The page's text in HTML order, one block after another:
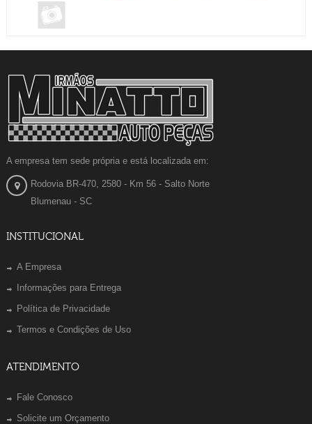
A empresa tem sede própria e está localizada em:
Rodovia BR-470, 2580 - Km 56 - Salto Norte
Blumenau - SC
INSTITUCIONAL
A Empresa
Informações para Entrega
Política de Privacidade
Termos e Condições de Uso
ATENDIMENTO
Fale Conosco
Solicite um Orçamento